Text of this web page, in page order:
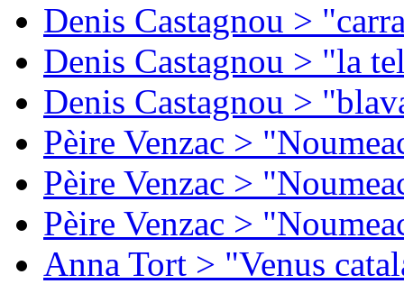
Denis Castagnou >
Denis Castagnou > "la
Denis Castagnou >
Pèire Venzac >
Pèire Venzac >
Pèire Venzac >
Anna Tort > "Venus